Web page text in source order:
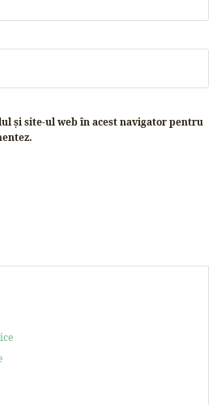
și site-ul web în acest navigator pentru